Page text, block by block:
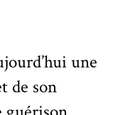
une
de son